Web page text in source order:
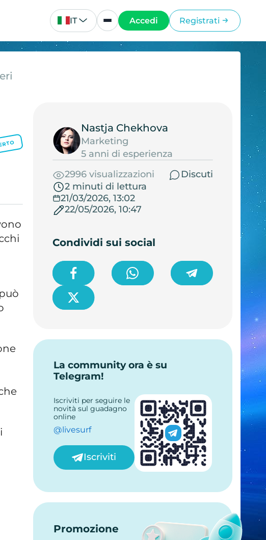
IT Accedi Registrati
Nastja Chekhova
Marketing
5 anni di esperienza
2996 visualizzazioni
Discuti
2 minuti di lettura
21/03/2026, 13:02
22/05/2026, 10:47
Condividi sui social
La community ora è su
Telegram!
Iscriviti per seguire le
novità sul guadagno
online
@livesurf
Iscriviti
Promozione